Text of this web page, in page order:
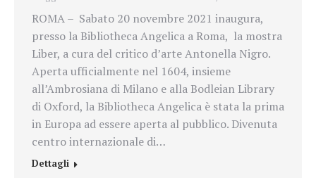
ROMA – Sabato 20 novembre 2021 inaugura,
presso la Bibliotheca Angelica a Roma, la mostra
Liber, a cura del critico d’arte Antonella Nigro.
Aperta ufficialmente nel 1604, insieme
all’Ambrosiana di Milano e alla Bodleian Library
di Oxford, la Bibliotheca Angelica è stata la prima
in Europa ad essere aperta al pubblico. Divenuta
centro internazionale di…
Dettagli